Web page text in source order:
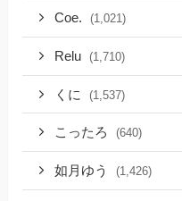
Coe. (1,021)
Relu (1,710)
くに (1,537)
こったろ (640)
如月ゆう (1,426)